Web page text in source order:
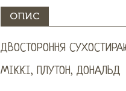
ОПИС
ДВОСТОРОННЯ
МІККІ, ПЛУТОН, ДОНАЛЬД